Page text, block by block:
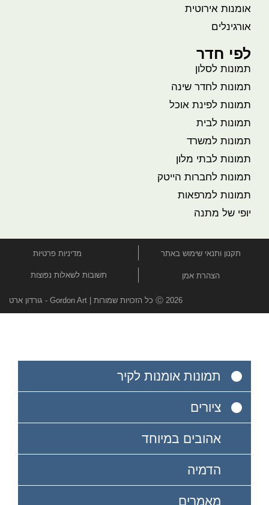
אומנות אירוטית
אורגינלים
לפי חדר
תמונות לסלון
תמונות לחדר שינה
תמונות לפינת אוכל
תמונות לבית
תמונות למשרד
תמונות לבתי מלון
תמונות לחברות הייטק
תמונות למרפאות
יופי של מתנה
תקנון ותנאי שימוש באתר מדיניות פרטיות
הצהרת אמן תשובות לשאלות נפוצות
Ⓒ 2026 כל הזכויות שמורות | Gordon Art - גורדון ארט
תמונות אומנות לקיר
ציורים
אהובים במיוחד
הדמיה
מאמרים